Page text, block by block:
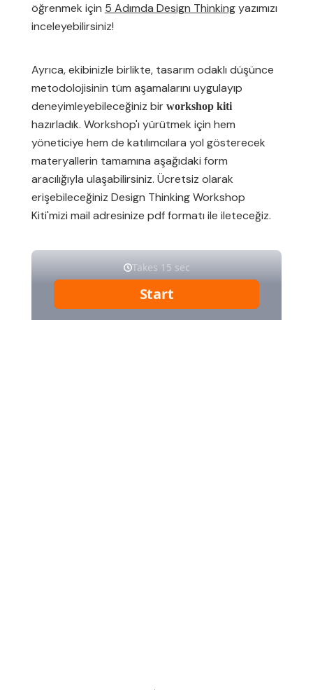
öğrenmek için 5 Adımda Design Thinkingyazımızı
inceleyebilirsiniz!
Ayrıca, ekibinizle birlikte, tasarım odaklı düşünce
metodolojisinin tüm aşamalarını uygulayıp
deneyimleyebileceğiniz bir workshop kiti
hazırladık. Workshop'ı yürütmek için hem
yöneticiye hem de katılımcılara yol gösterecek
materyallerin tamamına aşağıdaki form
aracılığıyla ulaşabilirsiniz. Ücretsiz olarak
erişebileceğiniz Design Thinking Workshop
Kiti'mizi mail adresinize pdf formatı ile ileteceğiz.